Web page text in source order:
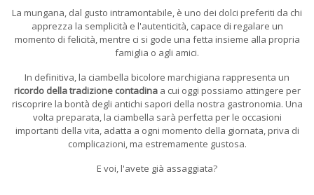
La mungana, dal gusto intramontabile, è uno dei dolci preferiti da chi
apprezza la semplicità e l'autenticità, capace di regalare un
momento di felicità, mentre ci si gode una fetta insieme alla propria
famiglia o agli amici.
In definitiva, la ciambella bicolore marchigiana rappresenta un
ricordo della tradizione contadinaa cui oggi possiamo attingere per
riscoprire la bontà degli antichi sapori della nostra gastronomia. Una
volta preparata, la ciambella sarà perfetta per le occasioni
importanti della vita, adatta a ogni momento della giornata, priva di
complicazioni, ma estremamente gustosa.
E voi, l'avete già assaggiata?